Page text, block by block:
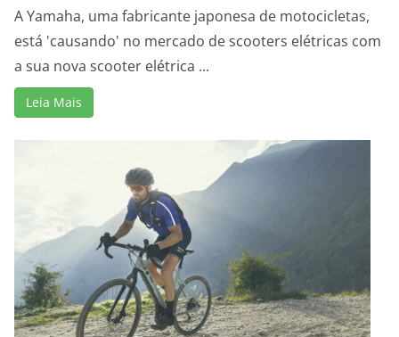
A Yamaha, uma fabricante japonesa de motocicletas,
está 'causando' no mercado de scooters elétricas com
a sua nova scooter elétrica ...
Leia Mais